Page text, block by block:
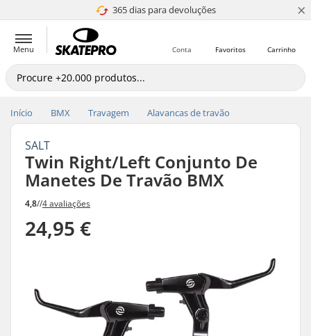
365 dias para devoluções
4.8 de 5 ×
Menu Carrinho
Favoritos
Conta
Início BMX Travagem Alavancas de travão
SALT
Twin Right/Left Conjunto De
Manetes De Travão BMX
4,8//4 avaliações
24,95 €